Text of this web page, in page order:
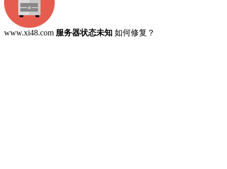
www.xi48.com 服务器状态未知 如何修复？